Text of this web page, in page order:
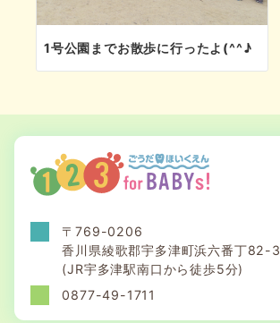
1号公園までお散歩に行ったよ(^^♪
〒769-0206
香川県綾歌郡宇多津町浜六番丁82-3
(JR宇多津駅南口から徒歩5分)
0877-49-1711